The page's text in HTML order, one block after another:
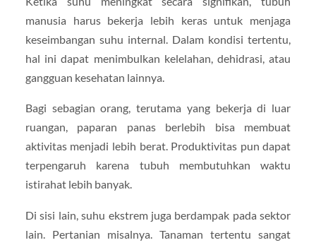
manusia harus bekerja lebih keras untuk menjaga
keseimbangan suhu internal. Dalam kondisi tertentu,
hal ini dapat menimbulkan kelelahan, dehidrasi, atau
gangguan kesehatan lainnya.
Bagi sebagian orang, terutama yang bekerja di luar
ruangan, paparan panas berlebih bisa membuat
aktivitas menjadi lebih berat. Produktivitas pun dapat
terpengaruh karena tubuh membutuhkan waktu
istirahat lebih banyak.
Di sisi lain, suhu ekstrem juga berdampak pada sektor
lain. Pertanian misalnya. Tanaman tertentu sangat